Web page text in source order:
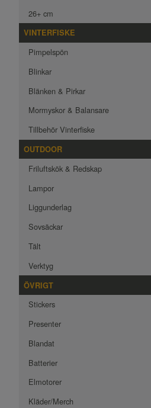
26+ cm
VINTERFISKE
Pimpelspön
Blinkar
Blänken & Pirkar
Mormyskor & Balansare
Tillbehör Vinterfiske
OUTDOOR
Friluftskök & Redskap
Lampor
Liggunderlag
Sovsäckar
Tält
Verktyg
ÖVRIGT
Stickers
Presenter
Blandat
Batterier
Elmotorer
Kläder/Merch